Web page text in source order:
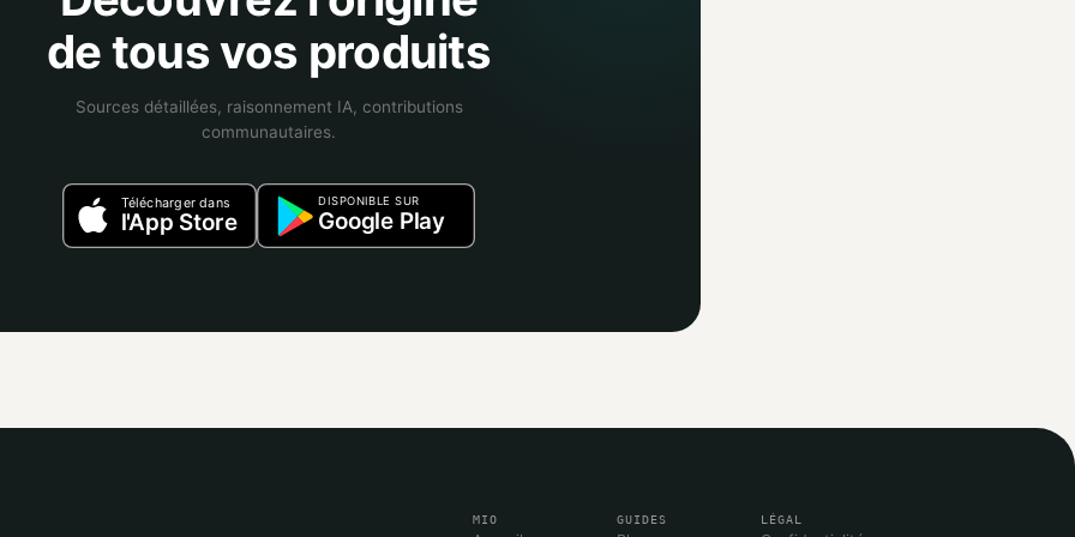
de tous vos produits
Sources détaillées, raisonnement IA, contributions
communautaires.
Télécharger dans
l'App Store
DISPONIBLE SUR
Google Play
MIO GUIDES LÉGAL